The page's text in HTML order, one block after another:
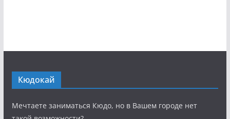
Кюдокай
Мечтаете заниматься Кюдо, но в Вашем городе нет